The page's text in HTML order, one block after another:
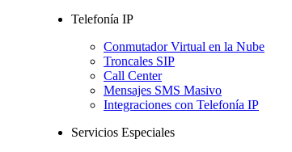
Telefonía IP
Conmutador Virtual en la Nube
Troncales SIP
Call Center
Mensajes SMS Masivo
Integraciones con Telefonía IP
Servicios Especiales